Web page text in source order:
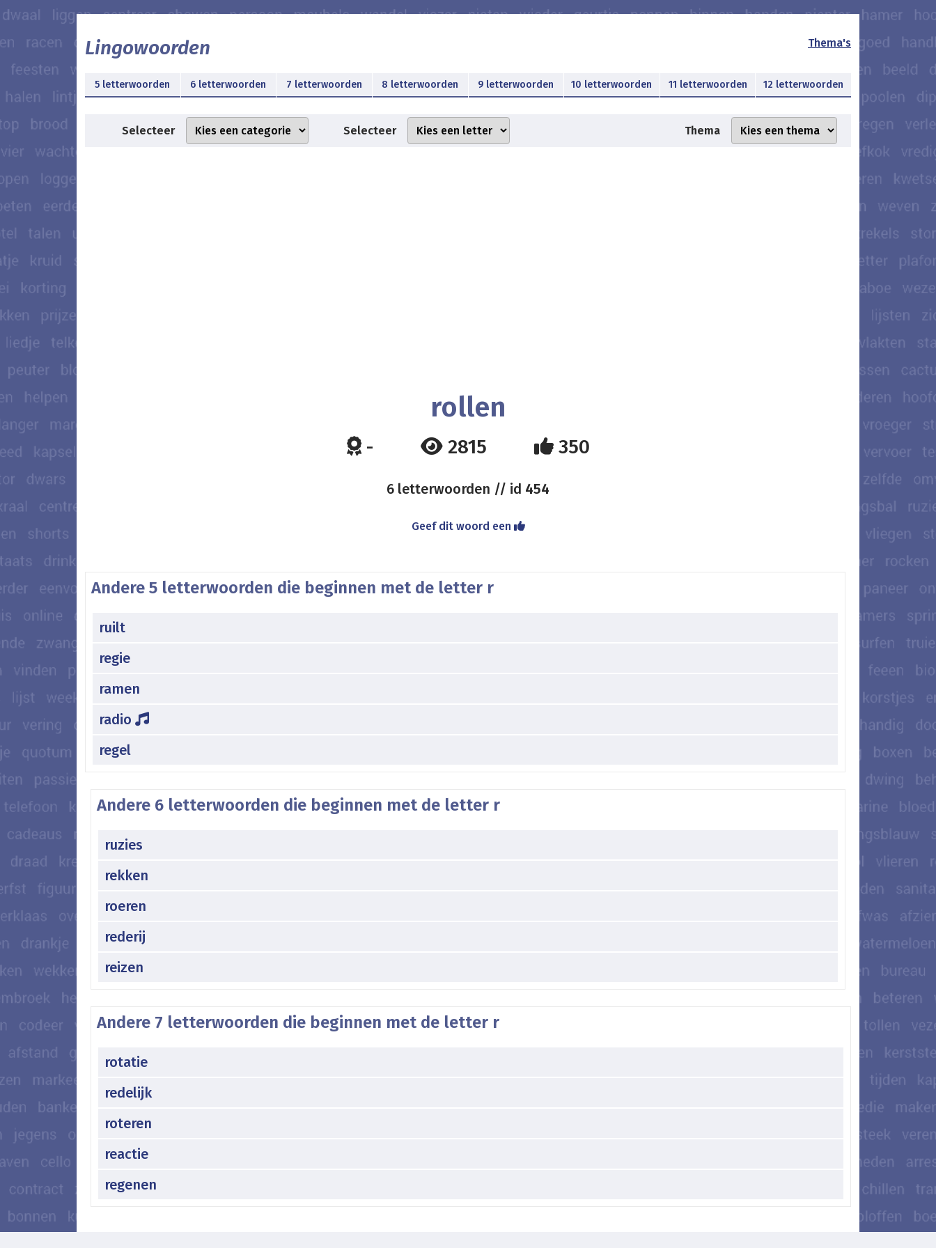
Lingowoorden Thema's
5 letterwoorden 6 letterwoorden 7 letterwoorden 8 letterwoorden 9 letterwoorden 10 letterwoorden 11 letterwoorden 12 letterwoorden
Selecteer Selecteer Thema
rollen
- 2815 350
6 letterwoorden // id 454
Geef dit woord een
Andere 5 letterwoorden die beginnen met de letter r
ruilt
regie
ramen
radio
regel
Andere 6 letterwoorden die beginnen met de letter r
ruzies
rekken
roeren
rederij
reizen
Andere 7 letterwoorden die beginnen met de letter r
rotatie
redelijk
roteren
reactie
regenen